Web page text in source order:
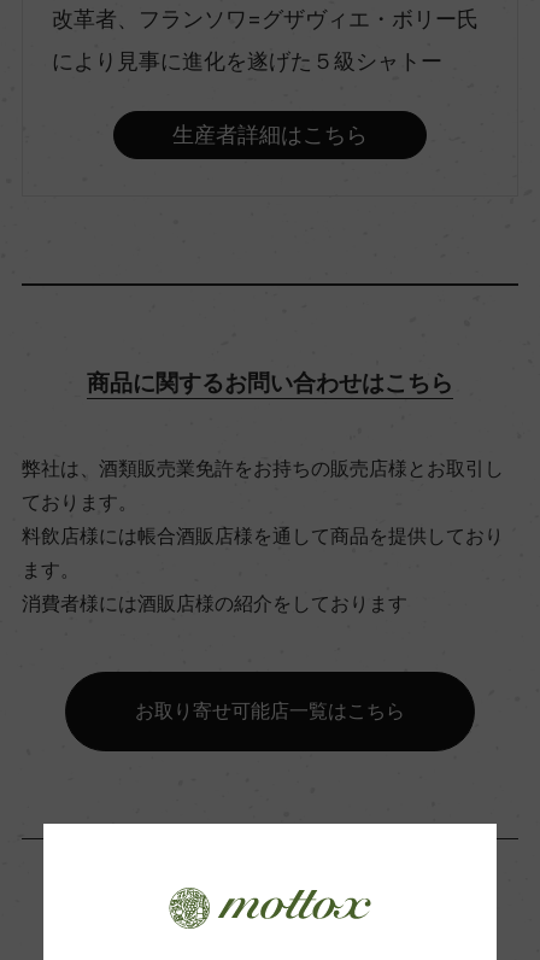
カベルネ・ソーヴィニヨン 80%/メルロー 20%
ー
有機JAS認証
ー
コンクール入賞歴
海外ワイン専門誌評価歴
改革者、フランソワ=グザヴィエ・ボリー氏
により見事に進化を遂げた５級シャトー
生産者詳細はこちら
商品に関するお問い合わせはこちら
弊社は、酒類販売業免許をお持ちの販売店様とお取引し
ております。
料飲店様には帳合酒販店様を通して商品を提供しており
ます。
消費者様には酒販店様の紹介をしております
お取り寄せ可能店一覧はこちら
「生産者」が同じ商品